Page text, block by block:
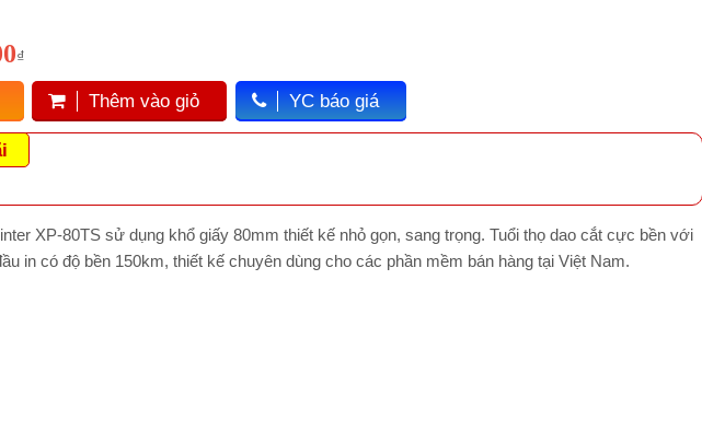
₫
Thêm vào giỏ YC báo giá
XP-80TS sử dụng khổ giấy 80mm thiết kế nhỏ gọn, sang trọng. Tuổi thọ dao cắt cực bền với
in có độ bền 150km, thiết kế chuyên dùng cho các phần mềm bán hàng tại Việt Nam.